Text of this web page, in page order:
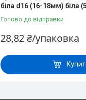
біла d16 (16-18мм) біла
Готово до відправки
28,82 ₴/упаковка